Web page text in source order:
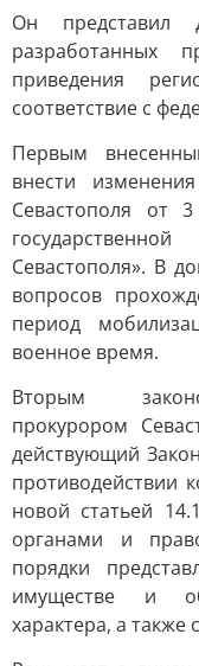
Он представил
разработанных
приведения
соответствие с
Первым
внести
Севастополя
Севастополя». В
вопросов
период
военное время.
Вторым
прокурором
действующий
противодействии
новой статьей
органами и
порядки
имуществе и
характера, а также